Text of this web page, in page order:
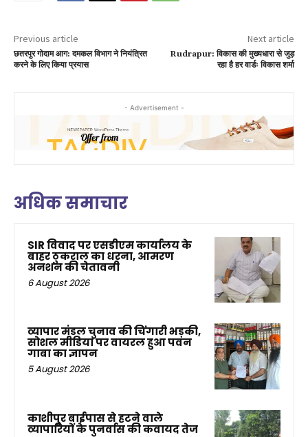
Previous article
छतरपुर गोदाम आग: दमकल विभाग ने नियंत्रित
करने के लिए किया प्रयास
Next article
Rudrapur: विकास की मुख्यधारा से जुड़
रहा है हर वार्डः विकास शर्मा
- Advertisement -
अधिक समाचार
SIR विवाद पर एसडीएम कार्यालय के
बाहर ठुकराल का धरना, आमरण
अनशन की चेतावनी
6 August 2026
व्यापार मंडल चुनाव की चिंगारी भड़की,
सोशल मीडिया पर वायरल हुआ पवन
गाबा का ज्ञापन
5 August 2026
काशीपुर बाईपास से हटने वाले
व्यापारियों के पुनर्वास की कवायद तेज